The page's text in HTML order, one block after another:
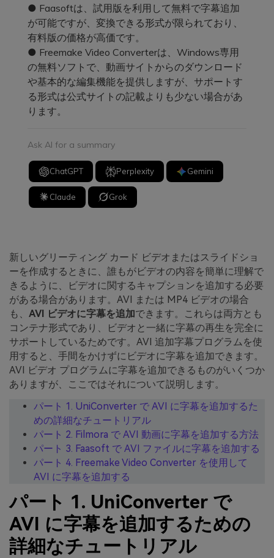
● Faasoftは、試用版を利用して無料で字幕追加
が可能ですが、変換できる形式が限られており、
有料版の価格が高価です。
● Freemake Video Converterは、Windows専用
の無料ソフトで、動画サイトからのダウンロード
や基本的な編集機能を提供しますが、サポートす
る形式は公式サイトの記載よりも少ない場合があ
ります。
Ask AI for a summary
ChatGPT Perplexity Gemini
Claude Grok
新しいグリーティング カード ビデオまたはスライドショ
ーを作成するときに、誰もがビデオの内容を簡単に理解で
きるように、ビデオに関するキャプションを追加する必要
がある場合があります。AVI または MP4 ビデオの場合
も、 AVI ビデオに字幕を追加できます。これらは両方とも
コンテナ形式であり、ビデオと一緒に字幕の再生を完全に
サポートしているためです。AVI 追加字幕プログラムを使
用すると、手間をかけずにビデオに字幕を追加できます。
AVI ビデオ プログラムに字幕を追加できるものがいくつか
ありますが、ここではそれについて説明します。
パート 1. UniConverter で AVI に字幕を追加するた
めの詳細なチュートリアル
パート 2. Filmora で AVI 動画に字幕を追加する方法
パート 3. Faasoft で AVI ファイルに字幕を追加する
パート 4. Freemake Video Converter を使用して
AVI に字幕を追加する
パート 1. UniConverter で
AVI に字幕を追加するための
詳細なチュートリアル